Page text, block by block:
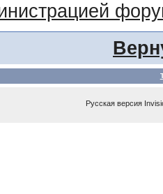
Русская версия